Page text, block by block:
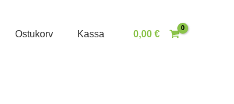
Ostukorv Kassa 0,00€